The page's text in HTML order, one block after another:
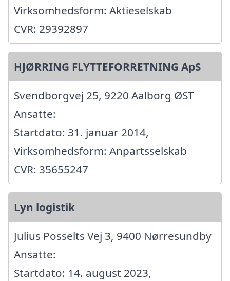
Virksomhedsform: Aktieselskab
CVR: 29392897
HJØRRING FLYTTEFORRETNING ApS
Svendborgvej 25, 9220 Aalborg ØST
Ansatte:
Startdato: 31. januar 2014,
Virksomhedsform: Anpartsselskab
CVR: 35655247
Lyn logistik
Julius Posselts Vej 3, 9400 Nørresundby
Ansatte:
Startdato: 14. august 2023,